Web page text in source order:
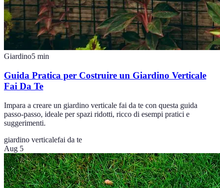
Giardino5 min
Guida Pratica per Costruire un Giardino Verticale
Fai Da Te
Impara a creare un giardino verticale fai da te con questa guida
passo-passo, ideale per spazi ridotti, ricco di esempi pratici e
suggerimenti.
giardino verticalefai da te
Aug 5